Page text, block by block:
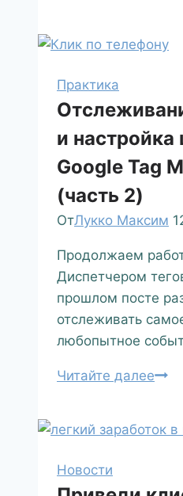
Практика
и настройка
Google Tag
(часть 2)
ОтЛукко Максим
Продолжаем
Диспетчером
прошлом посте
отслеживать
любопытное
Читайте далее
Новости